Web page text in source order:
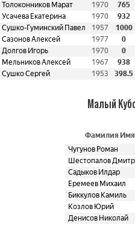
Толоконников Марат
1970 765
Усачева Екатерина
1970 932
Сушко-Гуминский Павел
1957 1000
Сазонов Алексей
1977
0
Долгов Игорь
1970
0
Мельников Алексей
1967 938
Сушко Сергей
1953 398.5
Малый
Фамилия Имя
Чугунов Роман
Шестопалов
Садыков Илдар
Еремеев Михаил
Биккулов Камиль
Козлов Юрий
Денисов Николай